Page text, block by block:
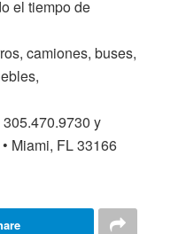
el tiempo de
camiones, buses,
y
Miami, FL 33166